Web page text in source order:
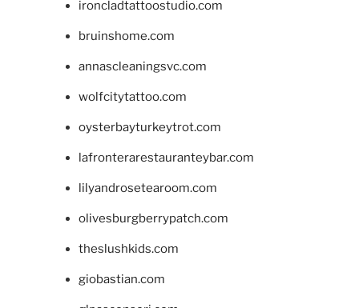
ironcladtattoostudio.com
bruinshome.com
annascleaningsvc.com
wolfcitytattoo.com
oysterbayturkeytrot.com
lafronterarestauranteybar.com
lilyandrosetearoom.com
olivesburgberrypatch.com
theslushkids.com
giobastian.com